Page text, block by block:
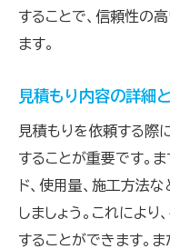
することで、信頼性の
ます。
見積もり内容の詳細
見積もりを依頼する際
することが重要です。
ド、使用量、施工方法
しましょう。これによ
することができます。